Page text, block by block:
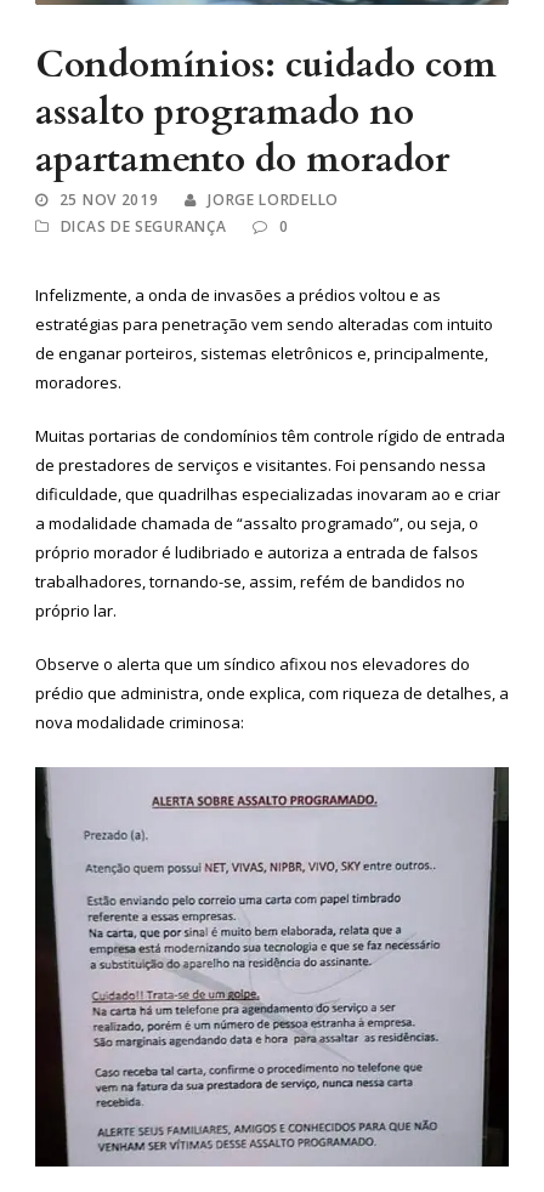
Condomínios: cuidado com
assalto programado no
apartamento do morador
25 NOV 2019
JORGE LORDELLO
DICAS DE SEGURANÇA
0
Infelizmente, a onda de invasões a prédios voltou e as
estratégias para penetração vem sendo alteradas com intuito
de enganar porteiros, sistemas eletrônicos e, principalmente,
moradores.
Muitas portarias de condomínios têm controle rígido de entrada
de prestadores de serviços e visitantes. Foi pensando nessa
dificuldade, que quadrilhas especializadas inovaram ao e criar
a modalidade chamada de “assalto programado”, ou seja, o
próprio morador é ludibriado e autoriza a entrada de falsos
trabalhadores, tornando-se, assim, refém de bandidos no
próprio lar.
Observe o alerta que um síndico afixou nos elevadores do
prédio que administra, onde explica, com riqueza de detalhes, a
nova modalidade criminosa: